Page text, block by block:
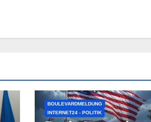
BOULEVARDMELDUNG
INTERNET24 - POLITIK